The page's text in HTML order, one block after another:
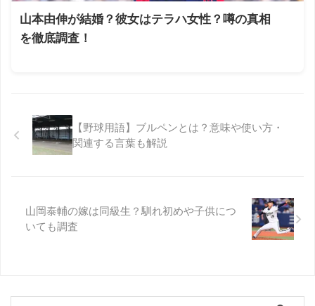
山本由伸が結婚？彼女はテラハ女性？噂の真相
を徹底調査！
【野球用語】ブルペンとは？意味や使い方・
関連する言葉も解説
山岡泰輔の嫁は同級生？馴れ初めや子供につ
いても調査